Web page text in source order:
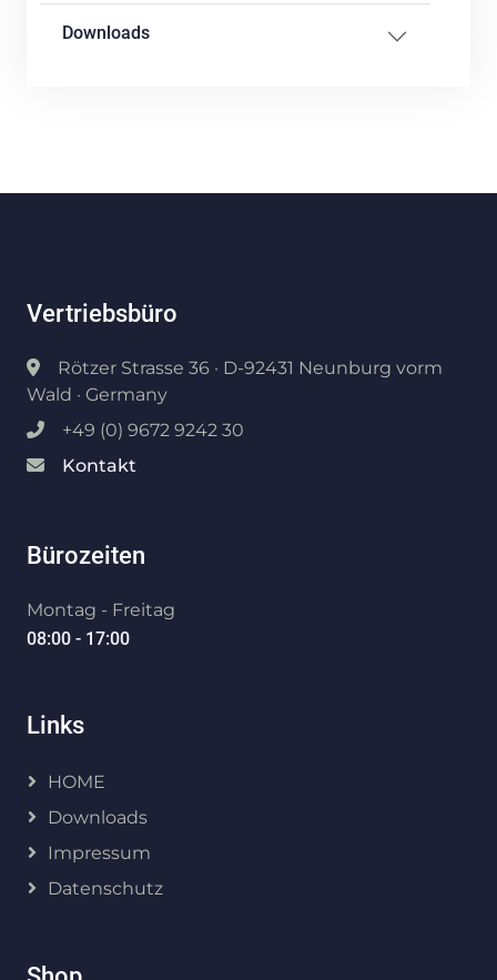
Downloads
Vertriebsbüro
Rötzer Strasse 36 · D-92431 Neunburg vorm
Wald · Germany
+49 (0) 9672 9242 30
Kontakt
Bürozeiten
Montag - Freitag
08:00 - 17:00
Links
HOME
Downloads
Impressum
Datenschutz